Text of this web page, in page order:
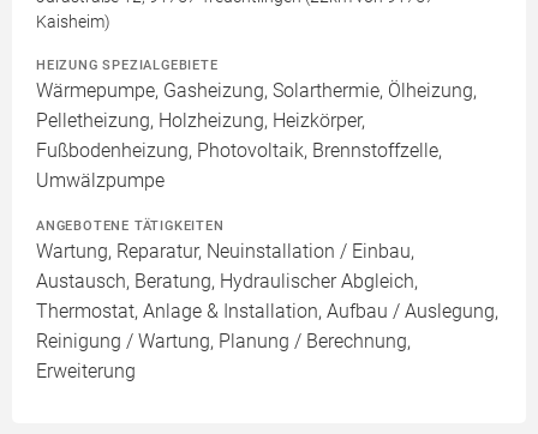
Kaisheim)
HEIZUNG SPEZIALGEBIETE
Wärmepumpe, Gasheizung, Solarthermie, Ölheizung,
Pelletheizung, Holzheizung, Heizkörper,
Fußbodenheizung, Photovoltaik, Brennstoffzelle,
Umwälzpumpe
ANGEBOTENE TÄTIGKEITEN
Wartung, Reparatur, Neuinstallation / Einbau,
Austausch, Beratung, Hydraulischer Abgleich,
Thermostat, Anlage & Installation, Aufbau / Auslegung,
Reinigung / Wartung, Planung / Berechnung,
Erweiterung